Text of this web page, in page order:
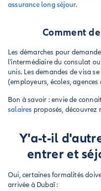
assurance long séjour.
Comment
Les démarches pour
l'intermédiaire du consulat
unis. Les demandes de visa
(employeurs, écoles, agences
Bon à savoir : envie de
salaires proposés, découvrez
Y'a-t-il
entrer et
Oui, certaines formalités
arrivée à Dubaï :